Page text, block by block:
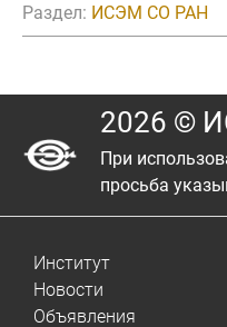
Раздел: ИСЭМ СО РАН
2026 ©
При
просьба
Институт
Новости
Объявления